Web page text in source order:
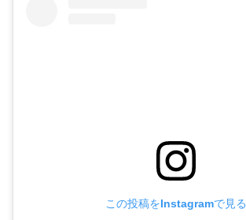
この投稿をInstagramで見る